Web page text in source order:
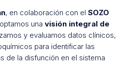
, en colaboración con el SOZO
una visión integral de
y evaluamos datos clínicos,
para identificar las
de la disfunción en el sistema